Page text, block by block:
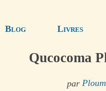
Blog Livres
Qucocoma
par Ploum